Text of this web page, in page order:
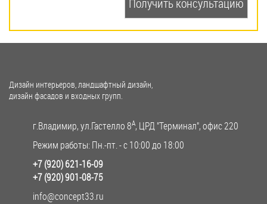
Дизайн интерьеров, ландшафтный дизайн,
дизайн фасадов и входных групп.
г.Владимир, ул.Гастелло 8A, ЦРД "Терминал", офис 220
Режим работы: Пн.-пт. - с 10:00 до 18:00
+7 (920) 621-16-09
+7 (920) 901-08-75
info@concept33.ru